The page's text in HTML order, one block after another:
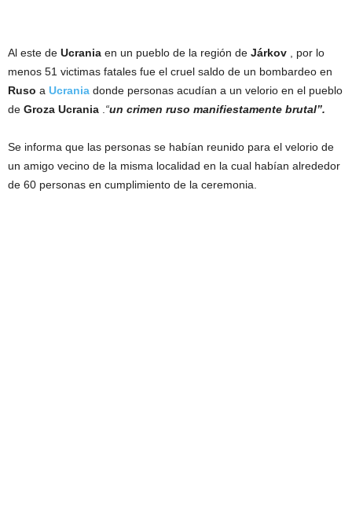
Al este de Ucrania en un pueblo de la región de Járkov , por lo
menos 51 victimas fatales fue el cruel saldo de un bombardeo en
Ruso a Ucrania donde personas acudían a un velorio en el pueblo
de Groza Ucrania “un crimen ruso manifiestamente brutal”.
Se informa que las personas se habían reunido para el velorio de
un amigo vecino de la misma localidad en la cual habían alrededor
de 60 personas en cumplimiento de la ceremonia.